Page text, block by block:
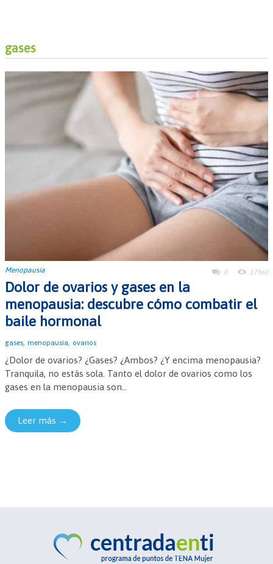
gases
Menopausia 0 17960
Dolor de ovarios y gases en la
menopausia: descubre cómo combatir el
baile hormonal
gases, menopausia, ovarios
¿Dolor de ovarios? ¿Gases? ¿Ambos? ¿Y encima menopausia?
Tranquila, no estás sola. Tanto el dolor de ovarios como los
gases en la menopausia son...
Leer más →